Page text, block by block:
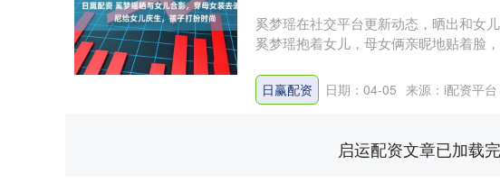
奚梦瑶在社交平台更新动态，晒出和女
奚梦瑶抱着女儿，母女俩亲昵地贴着脸
日赢配资 日期：04-05 来源：i配资平台
启运配资文章已加载